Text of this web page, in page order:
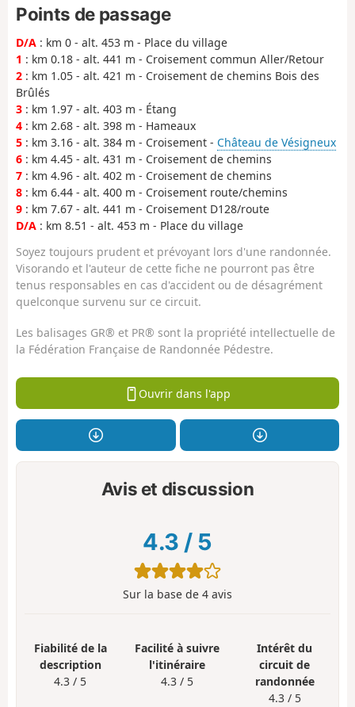
Points de passage
D/A : km 0 - alt. 453 m - Place du village
1 : km 0.18 - alt. 441 m - Croisement commun Aller/Retour
2 : km 1.05 - alt. 421 m - Croisement de chemins Bois des
Brûlés
3 : km 1.97 - alt. 403 m - Étang
4 : km 2.68 - alt. 398 m - Hameaux
5 : km 3.16 - alt. 384 m - Croisement - Château de Vésigneux
6 : km 4.45 - alt. 431 m - Croisement de chemins
7 : km 4.96 - alt. 402 m - Croisement de chemins
8 : km 6.44 - alt. 400 m - Croisement route/chemins
9 : km 7.67 - alt. 441 m - Croisement D128/route
D/A : km 8.51 - alt. 453 m - Place du village
Soyez toujours prudent et prévoyant lors d'une randonnée.
Visorando et l'auteur de cette fiche ne pourront pas être
tenus responsables en cas d'accident ou de désagrément
quelconque survenu sur ce circuit.
Les balisages GR® et PR® sont la propriété intellectuelle de
la Fédération Française de Randonnée Pédestre.
Ouvrir dans l'app
Avis et discussion
4.3 / 5
Sur la base de 4 avis
Fiabilité de la
description
4.3 / 5
Facilité à suivre
l'itinéraire
4.3 / 5
Intérêt du
circuit de
randonnée
4.3 / 5